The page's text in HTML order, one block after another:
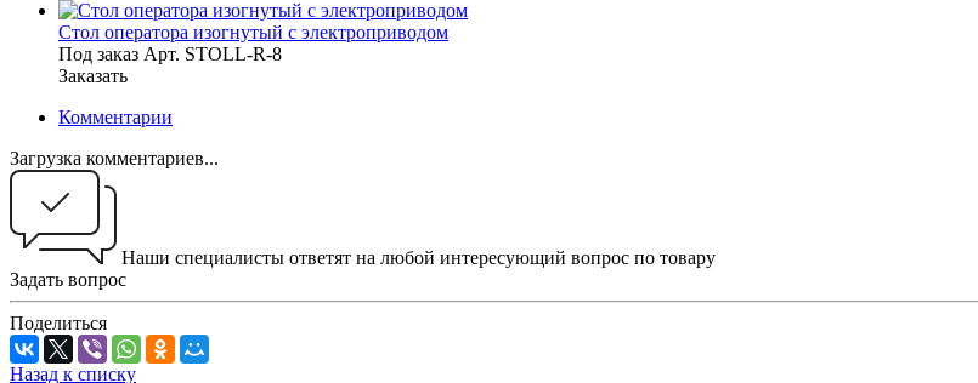
Стол оператора изогнутый с электроприводом
Под заказ Арт. STOLL-R-8
Заказать
Комментарии
Загрузка комментариев...
Наши специалисты ответят на любой интересующий вопрос по товару
Задать вопрос
Поделиться
Назад к списку